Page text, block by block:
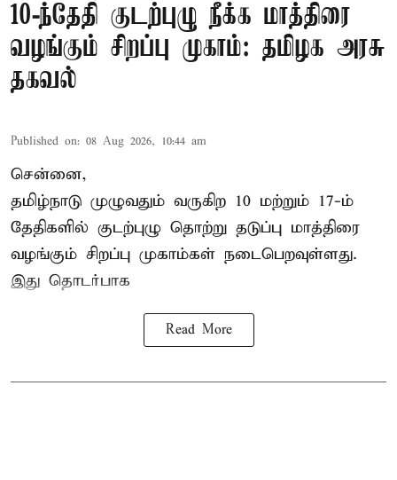
10-ந்தேதி குடற்புழு நீக்க மாத்திரை
வழங்கும் சிறப்பு முகாம்: தமிழக அரசு
தகவல்
Published on: 08 Aug 2026, 10:44 am
சென்னை,
தமிழ்நாடு முழுவதும் வருகிற 10 மற்றும் 17-ம்
தேதிகளில் குடற்புழு தொற்று தடுப்பு மாத்திரை
வழங்கும் சிறப்பு முகாம்கள் நடைபெறவுள்ளது.
இது தொடர்பாக
Read More